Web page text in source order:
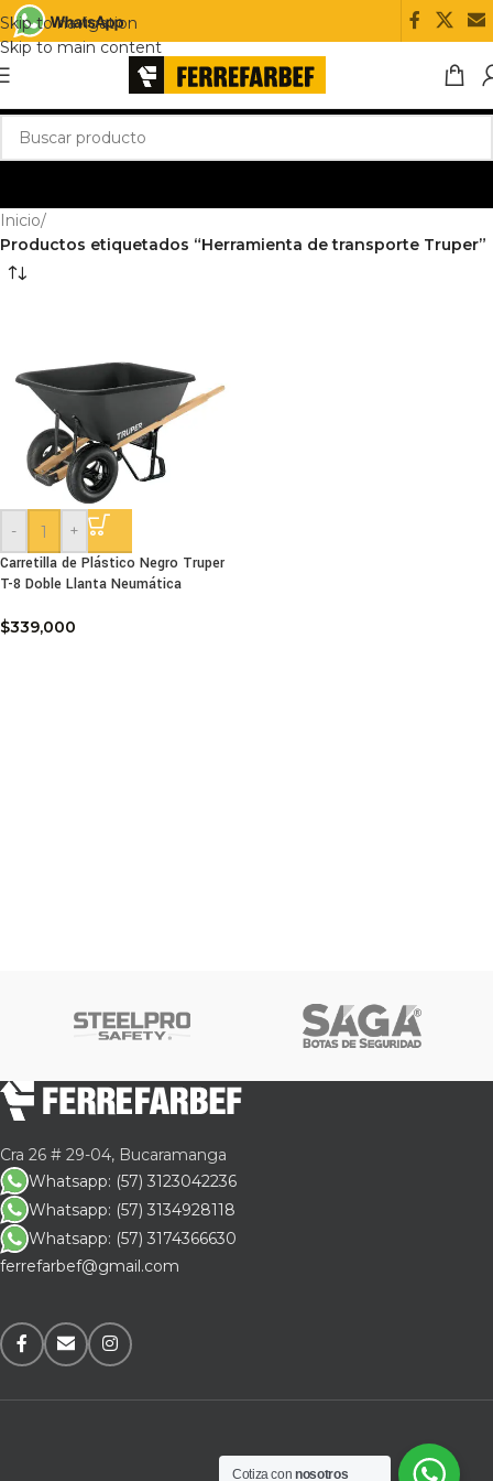
Skip to navigation
Skip to main content
Inicio/
Productos etiquetados “Herramienta de transporte Truper”
-
+
Carretilla de Plástico Negro Truper
T-8 Doble Llanta Neumática
$339,000
Cra 26 # 29-04, Bucaramanga
Whatsapp: (57) 3123042236
Whatsapp: (57) 3134928118
Whatsapp: (57) 3174366630
ferrefarbef@gmail.com
Cotiza connosotros